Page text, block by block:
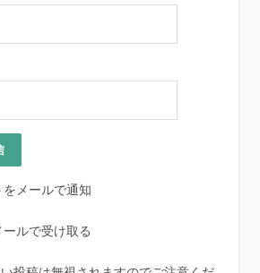
メールで通知
ルで受け取る